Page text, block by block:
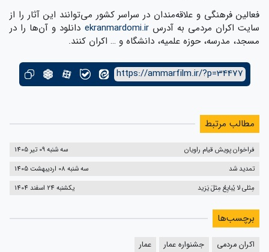
فعالین فرهنگی و علاقه‌مندان در سراسر کشور می‌توانند این آثار را از
سایت اکران مردمی به آدرسekranmardomi.ir دانلود و آن‌ها را در
مسجد، مدرسه، حوزه علمیه، دانشگاه و … اکران کنند.
https://ammarfilm.ir/?p=34477
مطالب مرتبط
فراخوان پویش قیام راویان
سه شنبه 09 تیر 1405
تمدید شد
سه شنبه 08 اردیبهشت 1405
مِثلی لا یُبایِعُ مِثلَ یَزید
یکشنبه 24 اسفند 1404
برچسب‌ها
اکران مردمی جشنواره عمار عمار